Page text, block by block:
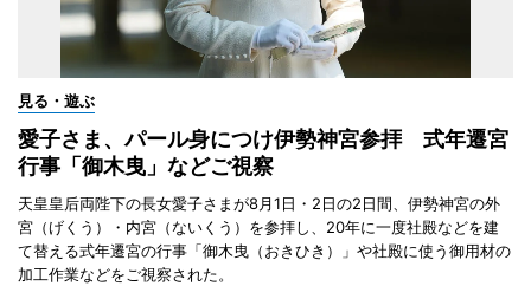
見る・遊ぶ
愛子さま、パール身につけ伊勢神宮参拝 式年遷宮
行事「御木曳」などご視察
天皇皇后両陛下の長女愛子さまが8月1日・2日の2日間、伊勢神宮の外
宮（げくう）・内宮（ないくう）を参拝し、20年に一度社殿などを建
て替える式年遷宮の行事「御木曳（おきひき）」や社殿に使う御用材の
加工作業などをご視察された。